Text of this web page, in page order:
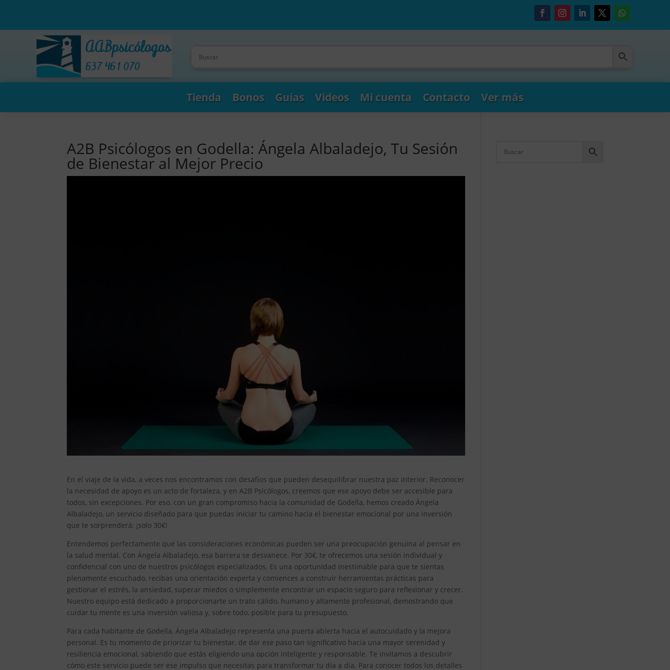
Tienda Bonos Guías Videos Mi cuenta Contacto Ver más
A2B Psicólogos en Godella: Ángela Albaladejo, Tu Sesión
de Bienestar al Mejor Precio
En el viaje de la vida, a veces nos encontramos con desafíos que pueden desequilibrar nuestra paz interior. Reconocer
la necesidad de apoyo es un acto de fortaleza, y en A2B Psicólogos, creemos que ese apoyo debe ser accesible para
todos, sin excepciones. Por eso, con un gran compromiso hacia la comunidad de Godella, hemos creado Ángela
Albaladejo, un servicio diseñado para que puedas iniciar tu camino hacia el bienestar emocional por una inversión
que te sorprenderá: ¡solo 30€!
Entendemos perfectamente que las consideraciones económicas pueden ser una preocupación genuina al pensar en
la salud mental. Con Ángela Albaladejo, esa barrera se desvanece. Por 30€, te ofrecemos una sesión individual y
confidencial con uno de nuestros psicólogos especializados. Es una oportunidad inestimable para que te sientas
plenamente escuchado, recibas una orientación experta y comiences a construir herramientas prácticas para
gestionar el estrés, la ansiedad, superar miedos o simplemente encontrar un espacio seguro para reflexionar y crecer.
Nuestro equipo está dedicado a proporcionarte un trato cálido, humano y altamente profesional, demostrando que
cuidar tu mente es una inversión valiosa y, sobre todo, posible para tu presupuesto.
Para cada habitante de Godella, Ángela Albaladejo representa una puerta abierta hacia el autocuidado y la mejora
personal. Es tu momento de priorizar tu bienestar, de dar ese paso tan significativo hacia una mayor serenidad y
resiliencia emocional, sabiendo que estás eligiendo una opción inteligente y responsable. Te invitamos a descubrir
cómo este servicio puede ser ese impulso que necesitas para transformar tu día a día. Para conocer todos los detalles